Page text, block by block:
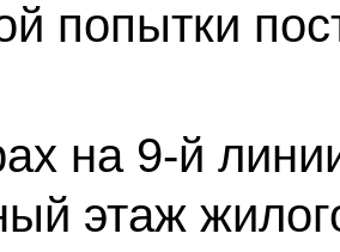
попытки
на 9-й
этаж